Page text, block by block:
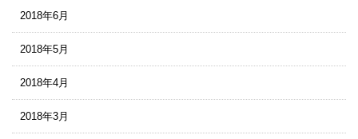
2018年6月
2018年5月
2018年4月
2018年3月